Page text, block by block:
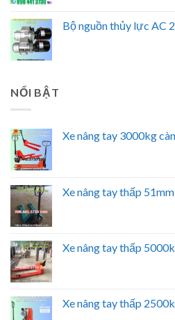
Bộ nguồn thủy lực AC
NỔI BẬT
Xe nâng tay 3000kg
Xe nâng tay thấp
Xe nâng tay thấp
Xe nâng tay thấp